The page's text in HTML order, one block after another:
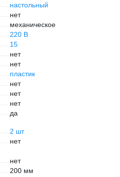
настольный
нет
механическое
220 В
15
нет
нет
пластик
нет
нет
нет
да
2 шт
нет
нет
200 мм